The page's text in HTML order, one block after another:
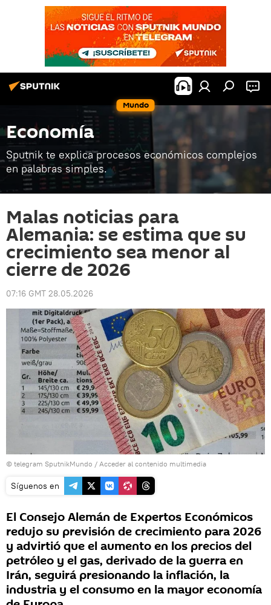
Mundo
Economía
Sputnik te explica procesos económicos complejos
en palabras simples.
Malas noticias para
Alemania: se estima que su
crecimiento sea menor al
cierre de 2026
07:16 GMT 28.05.2026
© telegram SputnikMundo / Acceder al contenido multimedia
Síguenos en
El Consejo Alemán de Expertos Económicos
redujo su previsión de crecimiento para 2026
y advirtió que el aumento en los precios del
petróleo y el gas, derivado de la guerra en
Irán, seguirá presionando la inflación, la
industria y el consumo en la mayor economía